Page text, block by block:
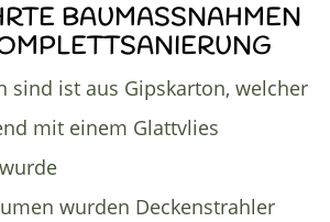
BAUMASSNAHMEN E
sind ist aus Gipskarton, welcher
mit einem Glattvlies
wurden Deckenstrahler